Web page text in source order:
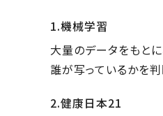
1.機械学習
大量のデータをもとに
誰が写っているかを判
2.健康日本21